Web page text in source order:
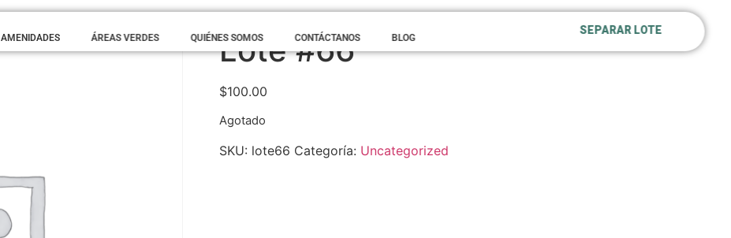
AMENIDADES ÁREAS VERDES QUIÉNES SOMOS CONTÁCTANOS BLOG
SEPARAR LOTE
Lote #66
$100.00
Agotado
SKU: lote66 Categoría: Uncategorized